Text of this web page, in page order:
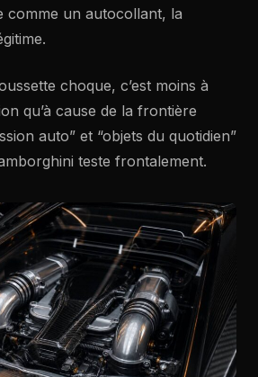
comme un autocollant, la
choque, c’est moins à
qu’à cause de la frontière
auto” et “objets du quotidien”
teste frontalement.